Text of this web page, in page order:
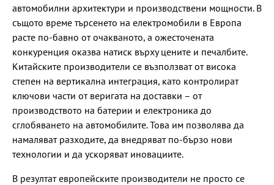
автомобилни архитектури и производствени мощности. В
същото време търсенето на електромобили в Европа
расте по-бавно от очакваното, а ожесточената
конкуренция оказва натиск върху цените и печалбите.
Китайските производители се възползват от висока
степен на вертикална интеграция, като контролират
ключови части от веригата на доставки – от
производството на батерии и електроника до
сглобяването на автомобилите. Това им позволява да
намаляват разходите, да внедряват по-бързо нови
технологии и да ускоряват иновациите.
В резултат европейските производители не просто се